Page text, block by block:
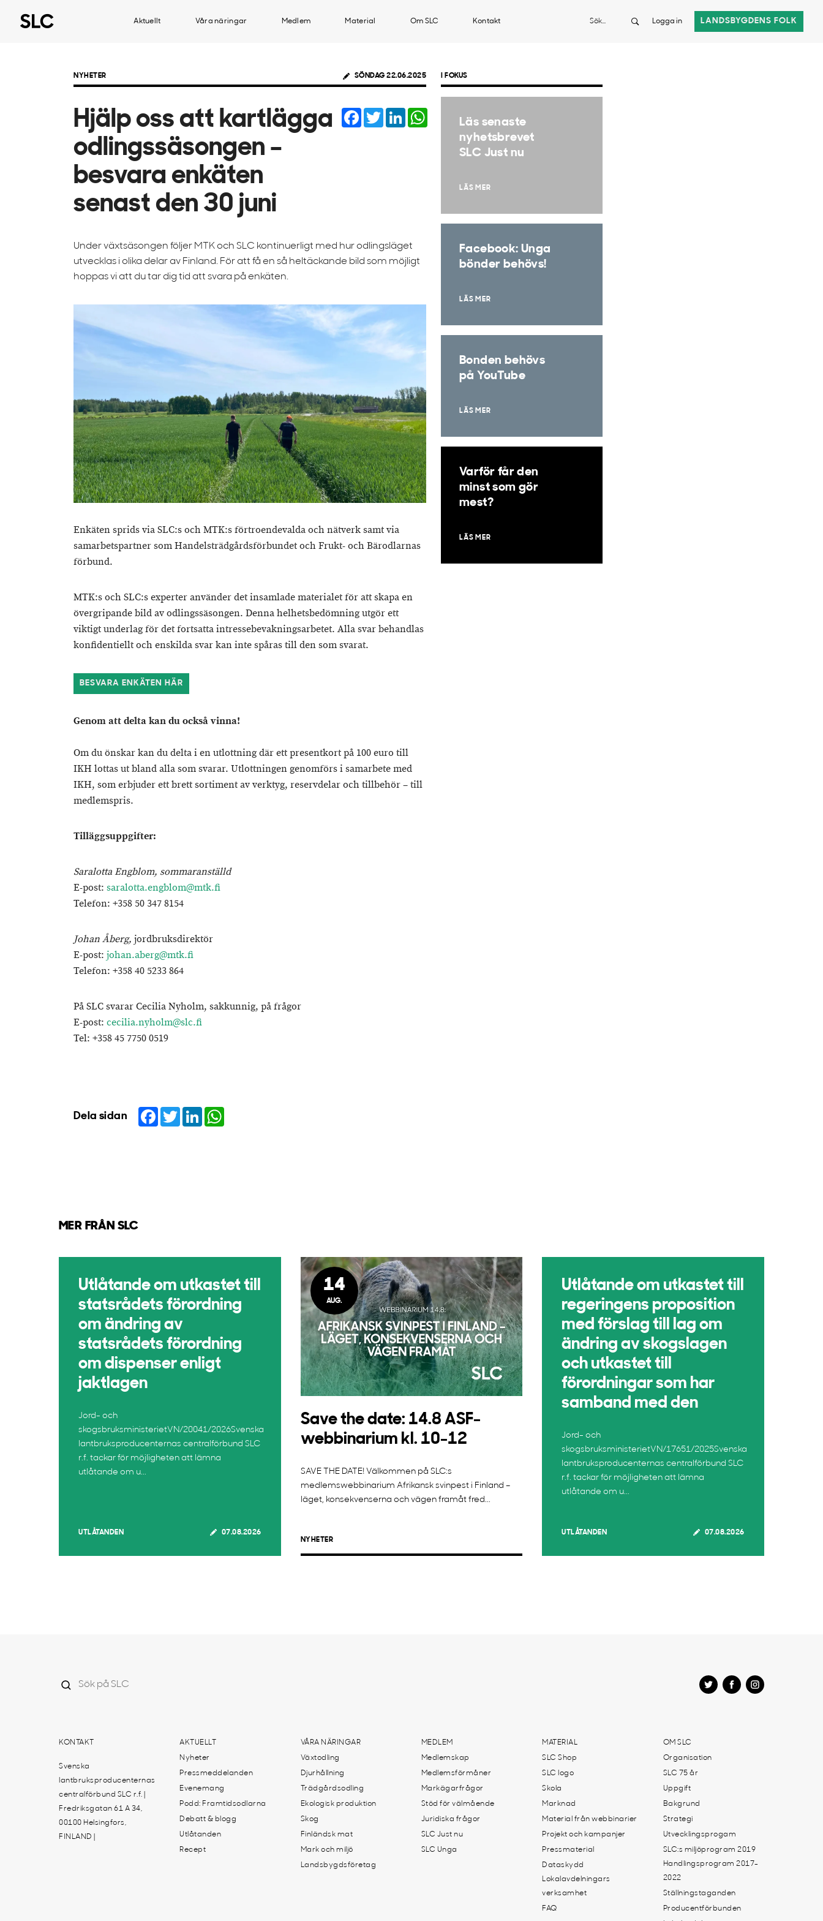
Aktuellt Våra näringar Medlem Material Om SLC Kontakt Sök Logga in LANDSBYGDENS FOLK
NYHETER SÖNDAG 22.06.2025
Hjälp oss att kartlägga
odlingssäsongen –
besvara enkäten
senast den 30 juni
Facebook
TwitterLinkedIn
Under växtsäsongen följer MTK och SLC kontinuerligt med hur odlingsläget
utvecklas i olika delar av Finland. För att få en så heltäckande bild som möjligt
hoppas vi att du tar dig tid att svara på enkäten.
Enkäten sprids via SLC:s och MTK:s förtroendevalda och nätverk samt via
samarbetspartner som Handelsträdgårdsförbundet och Frukt- och Bärodlarnas
förbund.
MTK:s och SLC:s experter använder det insamlade materialet för att skapa en
övergripande bild av odlingssäsongen. Denna helhetsbedömning utgör ett
viktigt underlag för det fortsatta intressebevakningsarbetet. Alla svar behandlas
konfidentiellt och enskilda svar kan inte spåras till den som svarat.
BESVARA ENKÄTEN HÄR
Genom att delta kan du också vinna!
Om du önskar kan du delta i en utlottning där ett presentkort på 100 euro till
IKH lottas ut bland alla som svarar. Utlottningen genomförs i samarbete med
IKH, som erbjuder ett brett sortiment av verktyg, reservdelar och tillbehör – till
medlemspris.
Tilläggsuppgifter:
Saralotta Engblom, sommaranställd
E-post: saralotta.engblom@mtk.fi
Telefon: +358 50 347 8154
Johan Åberg, jordbruksdirektör
E-post: johan.aberg@mtk.fi
Telefon: +358 40 5233 864
På SLC svarar Cecilia Nyholm, sakkunnig, på frågor
E-post: cecilia.nyholm@slc.fi
Tel: +358 45 7750 0519
Dela sidan Facebook
TwitterLinkedIn
I FOKUS
Läs senaste
nyhetsbrevet
SLC Just nu
LÄS MER
Facebook: Unga
bönder behövs!
LÄS MER
Bonden behövs
på YouTube
LÄS MER
Varför får den
minst som gör
mest?
LÄS MER
MER FRÅN SLC
Utlåtande om utkastet till
statsrådets förordning
om ändring av
statsrådets förordning
om dispenser enligt
jaktlagen
Jord- och
skogsbruksministerietVN/20041/2026Svenska
lantbruksproducenternas centralförbund SLC
r.f. tackar för möjligheten att lämna
utlåtande om u...
UTLÅTANDEN 07.08.2026
14
AUG.
Save the date: 14.8 ASF-
webbinarium kl. 10-12
SAVE THE DATE! Välkommen på SLC:s
medlemswebbinarium Afrikansk svinpest i Finland –
läget, konsekvenserna och vägen framåt fred...
NYHETER
Utlåtande om utkastet till
regeringens proposition
med förslag till lag om
ändring av skogslagen
och utkastet till
förordningar som har
samband med den
Jord- och
skogsbruksministerietVN/17651/2025Svenska
lantbruksproducenternas centralförbund SLC
r.f. tackar för möjligheten att lämna
utlåtande om u...
UTLÅTANDEN 07.08.2026
KONTAKT
Svenska
lantbruksproducenternas
centralförbund SLC r.f. |
Fredriksgatan 61 A 34,
00100 Helsingfors,
FINLAND |
AKTUELLT
Nyheter
Pressmeddelanden
Evenemang
Podd: Framtidsodlarna
Debatt & blogg
Utlåtanden
Recept
VÅRA NÄRINGAR
Växtodling
Djurhållning
Trädgårdsodling
Ekologisk produktion
Skog
Finländsk mat
Mark och miljö
Landsbygdsföretag
MEDLEM
Medlemskap
Medlemsförmåner
Markägarfrågor
Stöd för välmående
Juridiska frågor
SLC Just nu
SLC Unga
MATERIAL
SLC Shop
SLC logo
Skola
Marknad
Material från webbinarier
Projekt och kampanjer
Pressmaterial
Dataskydd
Lokalavdelningars
verksamhet
FAQ
OM SLC
Organisation
SLC 75 år
Uppgift
Bakgrund
Strategi
Utvecklingsprogam
SLC:s miljöprogram 2019
Handlingsprogram 2017-
2022
Ställningstaganden
Producentförbunden